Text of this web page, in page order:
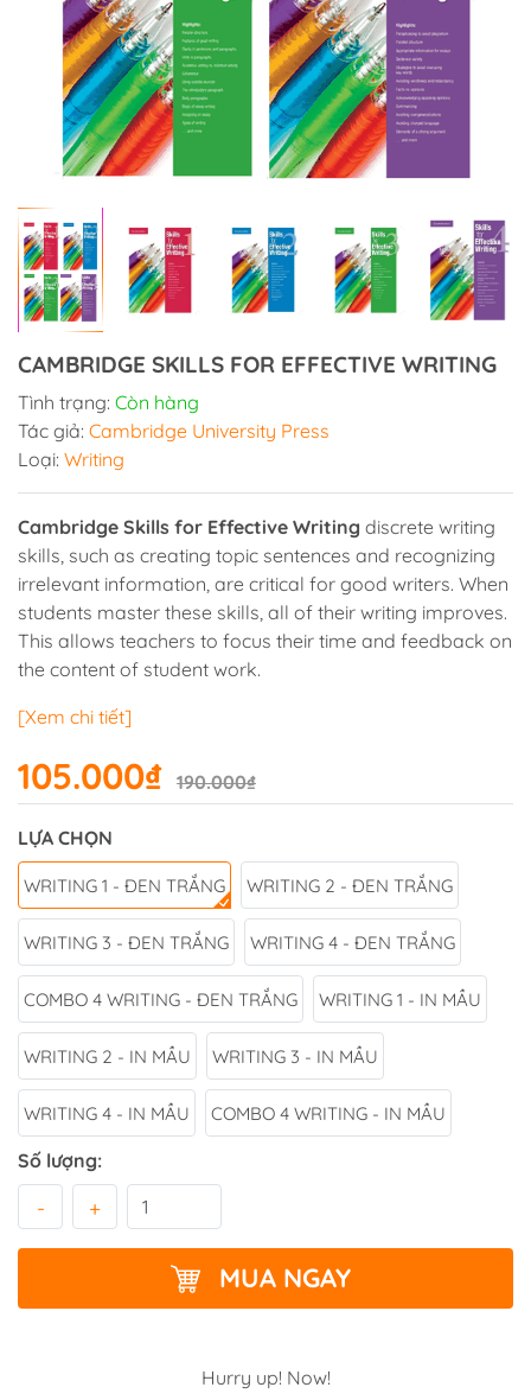
CAMBRIDGE SKILLS FOR EFFECTIVE WRITING
Tình trạng: Còn hàng
Tác giả: Cambridge University Press
Loại: Writing
Cambridge Skills for Effective Writing discrete writing
skills, such as creating topic sentences and recognizing
irrelevant information, are critical for good writers. When
students master these skills, all of their writing improves.
This allows teachers to focus their time and feedback on
the content of student work.
[Xem chi tiết]
105.000₫ 190.000₫
LỰA CHỌN
WRITING 1 - ĐEN TRẮNG WRITING 2 - ĐEN TRẮNG
WRITING 3 - ĐEN TRẮNG WRITING 4 - ĐEN TRẮNG
COMBO 4 WRITING - ĐEN TRẮNG WRITING 1 - IN MẦU
WRITING 2 - IN MẦU WRITING 3 - IN MẦU
WRITING 4 - IN MẦU COMBO 4 WRITING - IN MẦU
Số lượng:
- +
MUA NGAY
Hurry up! Now!